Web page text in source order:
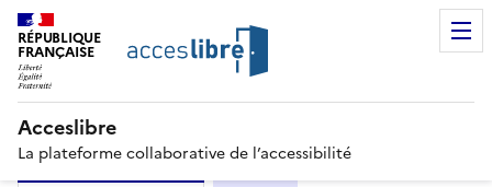
RÉPUBLIQUE
FRANÇAISE
Acceslibre
La plateforme collaborative de l’accessibilité